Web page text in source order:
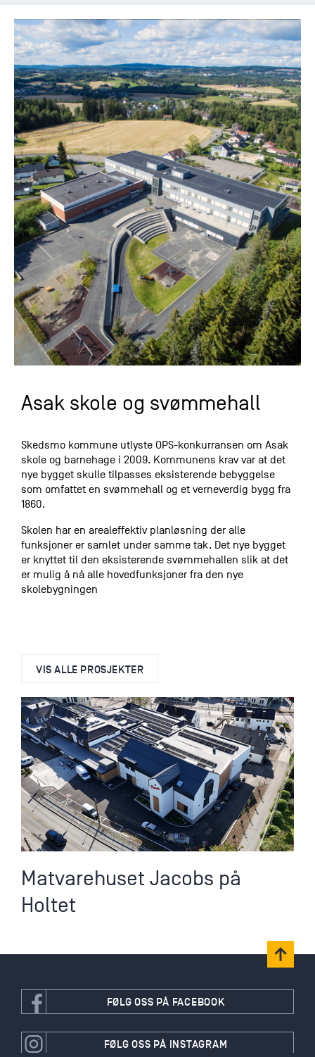
Asak skole og svømmehall
Skedsmo kommune utlyste OPS-konkurransen om Asak
skole og barnehage i 2009. Kommunens krav var at det
nye bygget skulle tilpasses eksisterende bebyggelse
som omfattet en svømmehall og et verneverdig bygg fra
1860.
Skolen har en arealeffektiv planløsning der alle
funksjoner er samlet under samme tak. Det nye bygget
er knyttet til den eksisterende svømmehallen slik at det
er mulig å nå alle hovedfunksjoner fra den nye
skolebygningen
VIS ALLE PROSJEKTER
Matvarehuset Jacobs på
Holtet
FØLG OSS PÅ FACEBOOK
FØLG OSS PÅ INSTAGRAM